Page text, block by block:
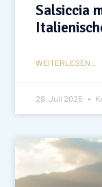
Salsiccia
WEITERLESEN...
29. Juli 2025